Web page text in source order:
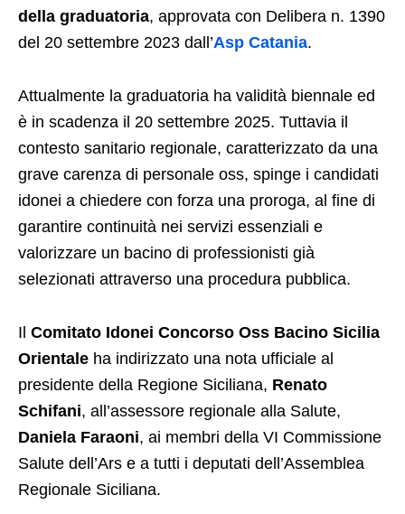
della graduatoria, approvata con Delibera n. 1390
del 20 settembre 2023 dall’Asp Catania.
Attualmente la graduatoria ha validità biennale ed
è in scadenza il 20 settembre 2025. Tuttavia il
contesto sanitario regionale, caratterizzato da una
grave carenza di personale oss, spinge i candidati
idonei a chiedere con forza una proroga, al fine di
garantire continuità nei servizi essenziali e
valorizzare un bacino di professionisti già
selezionati attraverso una procedura pubblica.
Il Comitato Idonei Concorso Oss Bacino Sicilia
Orientale ha indirizzato una nota ufficiale al
presidente della Regione Siciliana, Renato
Schifani, all’assessore regionale alla Salute,
Daniela Faraoni, ai membri della VI Commissione
Salute dell’Ars e a tutti i deputati dell’Assemblea
Regionale Siciliana.